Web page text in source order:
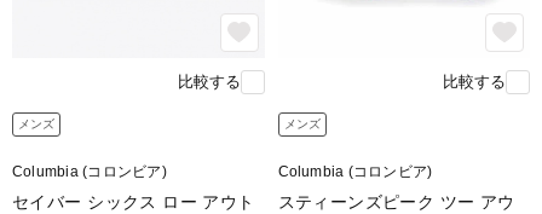
比較する
メンズ
Columbia (コロンビア)
セイバー シックス ロー アウト
比較する
メンズ
Columbia (コロンビア)
スティーンズピーク ツー アウ